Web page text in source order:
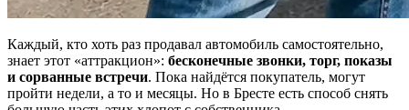
Каждый, кто хоть раз продавал автомобиль самостоятельно,
знает этот «аттракцион»: бесконечные звонки, торг, показы
и сорванные встречи. Пока найдётся покупатель, могут
пройти недели, а то и месяцы. Но в Бресте есть способ снять